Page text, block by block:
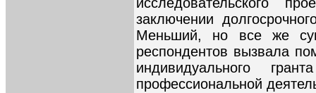
заключении
Меньший, но все же
респондентов вызвала
индивидуального
профессиональной